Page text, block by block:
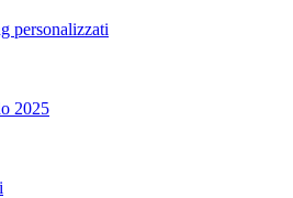
personalizzati
2025